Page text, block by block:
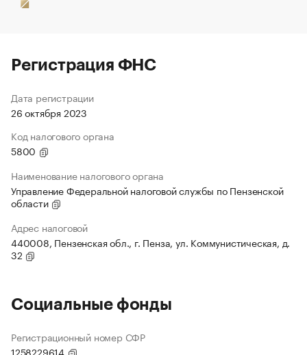
Регистрация ФНС
Дата регистрации
26 октября 2023
Код налогового органа
5800
Наименование налогового органа
Управление Федеральной налоговой службы по Пензенской
области
Адрес налоговой
440008, Пензенская обл., г. Пенза, ул. Коммунистическая, д.
32
Социальные фонды
Регистрационный номер СФР
1258229614